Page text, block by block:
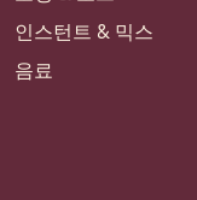
인스턴트 & 믹스
음료